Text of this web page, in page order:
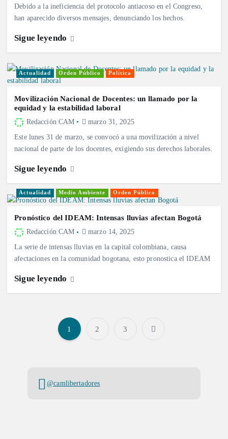
Debido a la ineficiencia del protocolo antiacoso en el Congreso,
han aparecido diversos mensajes, denunciando los hechos.
Sigue leyendo
Actualidad Orden Público Política
Movilización Nacional de Docentes: un llamado por la
equidad y la estabilidad laboral
Redacción CAM marzo 31, 2025
Este lunes 31 de marzo, se convocó a una movilización a nivel
nacional de parte de los docentes, exigiendo sus derechos laborales.
Sigue leyendo
Actualidad Medio Ambiente Orden Público
Pronóstico del IDEAM: Intensas lluvias afectan Bogotá
Redacción CAM marzo 14, 2025
La serie de intensas lluvias en la capital colombiana, causa
afectaciones en la comunidad bogotana, esto pronostica el IDEAM
Sigue leyendo
1 2 3
@camlibertadores